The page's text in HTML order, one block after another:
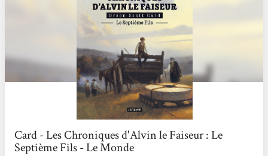
Card - Les Chroniques d'Alvin le Faiseur : Le
Septième Fils - Le Monde